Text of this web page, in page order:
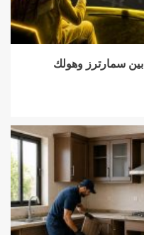
دليلك لاختيار أفضل اشتراك IPTV بين سمارترز وهولك